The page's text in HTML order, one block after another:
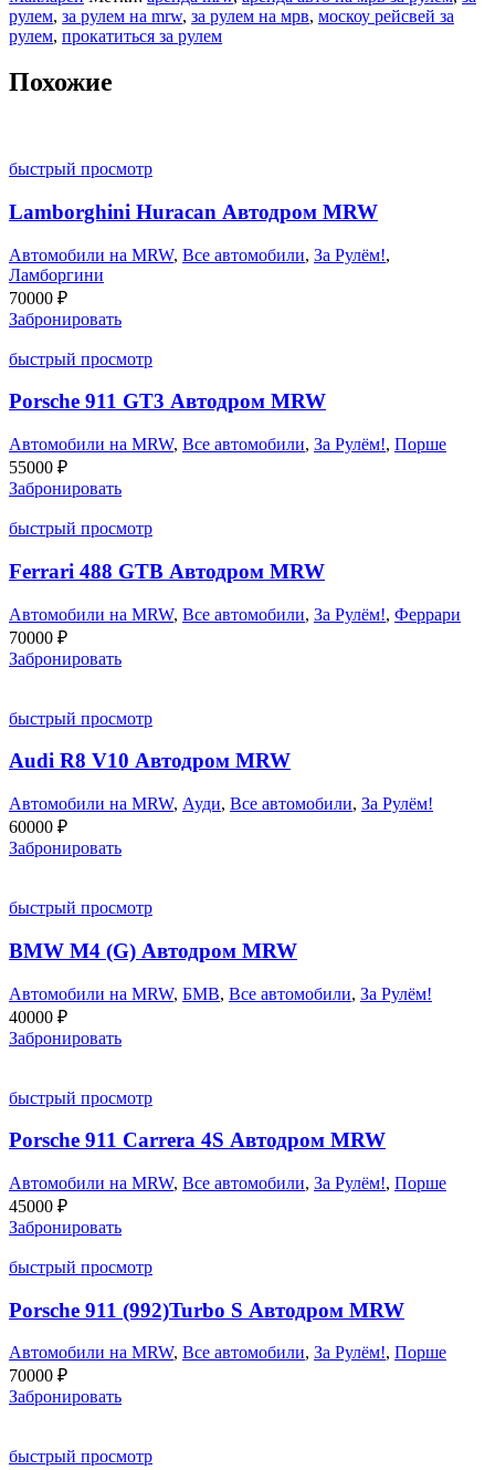
рулем, за рулем на mrw, за рулем на мрв, москоу рейсвей за
рулем, прокатиться за рулем
Похожие
быстрый просмотр
Lamborghini Huracan Автодром MRW
Автомобили на MRW, Все автомобили, За Рулём!,
Ламборгини
70000 ₽
Забронировать
быстрый просмотр
Porsche 911 GT3 Автодром MRW
Автомобили на MRW, Все автомобили, За Рулём!, Порше
55000 ₽
Забронировать
быстрый просмотр
Ferrari 488 GTB Автодром MRW
Автомобили на MRW, Все автомобили, За Рулём!, Феррари
70000 ₽
Забронировать
быстрый просмотр
Audi R8 V10 Автодром MRW
Автомобили на MRW, Ауди, Все автомобили, За Рулём!
60000 ₽
Забронировать
быстрый просмотр
BMW M4 (G) Автодром MRW
Автомобили на MRW, БМВ, Все автомобили, За Рулём!
40000 ₽
Забронировать
быстрый просмотр
Porsche 911 Carrera 4S Автодром MRW
Автомобили на MRW, Все автомобили, За Рулём!, Порше
45000 ₽
Забронировать
быстрый просмотр
Porsche 911 (992)Turbo S Автодром MRW
Автомобили на MRW, Все автомобили, За Рулём!, Порше
70000 ₽
Забронировать
быстрый просмотр